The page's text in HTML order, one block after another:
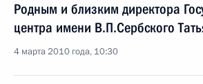
Родным и близким директора
центра имени В.П.Сербского
4 марта 2010 года, 10:30